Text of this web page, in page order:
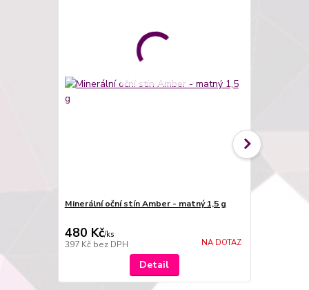
Minerální oční stín Amber - matný 1,5 g
480 Kč/ks
397 Kč bez DPH NA DOTAZ
Detail
Minerální